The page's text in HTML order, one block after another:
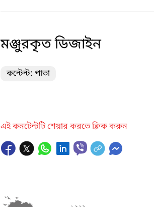
মঞ্জুরকৃত ডিজাইন
কন্টেন্ট: পাতা
এই কনটেন্টটি শেয়ার করতে ক্লিক করুন